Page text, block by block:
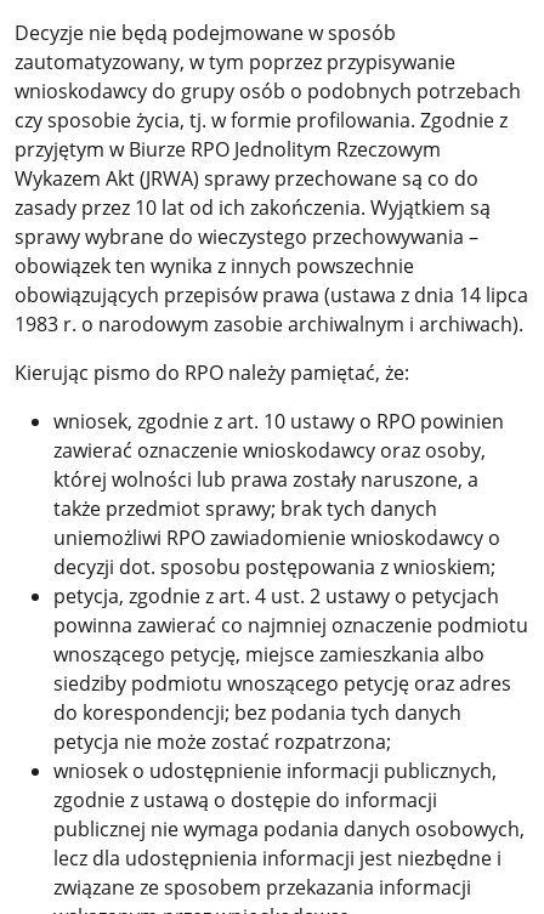
Decyzje nie będą podejmowane w sposób
zautomatyzowany, w tym poprzez przypisywanie
wnioskodawcy do grupy osób o podobnych potrzebach
czy sposobie życia, tj. w formie profilowania. Zgodnie z
przyjętym w Biurze RPO Jednolitym Rzeczowym
Wykazem Akt (JRWA) sprawy przechowane są co do
zasady przez 10 lat od ich zakończenia. Wyjątkiem są
sprawy wybrane do wieczystego przechowywania –
obowiązek ten wynika z innych powszechnie
obowiązujących przepisów prawa (ustawa z dnia 14 lipca
1983 r. o narodowym zasobie archiwalnym i archiwach).
Kierując pismo do RPO należy pamiętać, że:
wniosek, zgodnie z art. 10 ustawy o RPO powinien
zawierać oznaczenie wnioskodawcy oraz osoby,
której wolności lub prawa zostały naruszone, a
także przedmiot sprawy; brak tych danych
uniemożliwi RPO zawiadomienie wnioskodawcy o
decyzji dot. sposobu postępowania z wnioskiem;
petycja, zgodnie z art. 4 ust. 2 ustawy o petycjach
powinna zawierać co najmniej oznaczenie podmiotu
wnoszącego petycję, miejsce zamieszkania albo
siedziby podmiotu wnoszącego petycję oraz adres
do korespondencji; bez podania tych danych
petycja nie może zostać rozpatrzona;
wniosek o udostępnienie informacji publicznych,
zgodnie z ustawą o dostępie do informacji
publicznej nie wymaga podania danych osobowych,
lecz dla udostępnienia informacji jest niezbędne i
związane ze sposobem przekazania informacji